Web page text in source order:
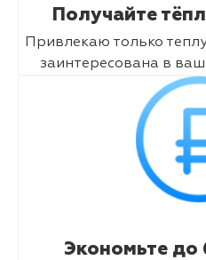
Получайте
Привлекаю только
заинтересована в
Экономьте до